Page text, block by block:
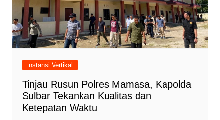
Instansi Vertikal
Tinjau Rusun Polres Mamasa, Kapolda
Sulbar Tekankan Kualitas dan
Ketepatan Waktu